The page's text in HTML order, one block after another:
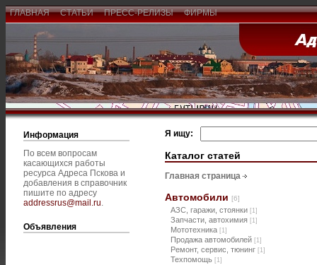
ГЛАВНАЯ СТАТЬИ ПРЕСС-РЕЛИЗЫ ФИРМЫ
Информация
По всем вопросам
касающихся работы
ресурса Адреса Пскова и
добавления в справочник
пишите по адресу
addressrus@mail.ru.
Объявления
Я ищу:
Каталог статей
Главная страница
Автомобили [6]
АЗС, гаражи, стоянки [1]
Запчасти, автохимия [1]
Мототехника [1]
Продажа автомобилей [1]
Ремонт, сервис, тюнинг [1]
Техпомощь [1]